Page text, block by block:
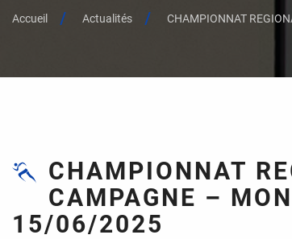
Accueil Actualités CHAMPIONNAT
CHAMPIONNAT
CAMPAGNE –
15/06/2025